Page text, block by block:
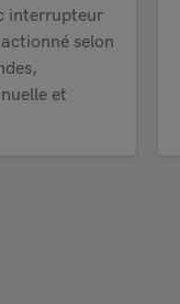
interrupteur
selon
et